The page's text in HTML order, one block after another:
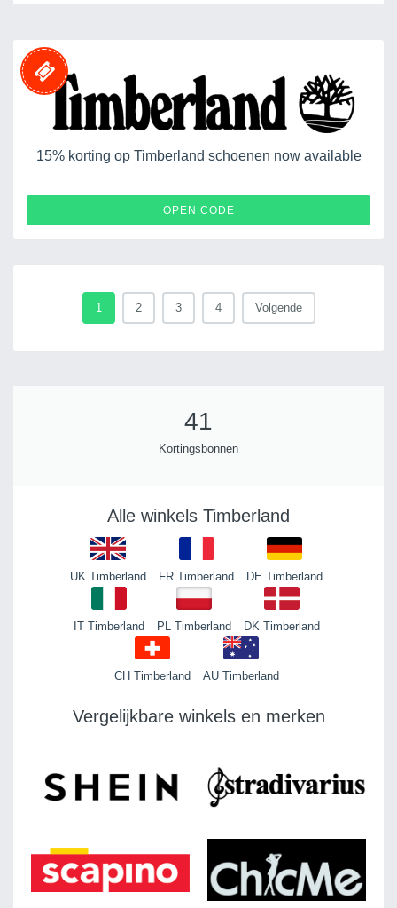
15% korting op Timberland schoenen now available
OPEN CODE
1 2 3 4 Volgende
41
Kortingsbonnen
Alle winkels Timberland
UK Timberland FR Timberland DE Timberland
IT Timberland PL Timberland DK Timberland
CH Timberland AU Timberland
Vergelijkbare winkels en merken